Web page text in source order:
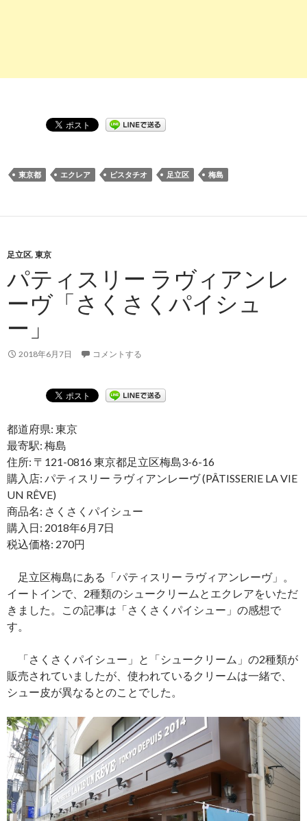
東京都 エクレア ピスタチオ 足立区 梅島
足立区, 東京
パティスリー ラヴィアンレ
ーヴ「さくさくパイシュ
ー」
2018年6月7日 コメントする
都道府県: 東京
最寄駅: 梅島
住所: 〒121-0816 東京都足立区梅島3-6-16
購入店: パティスリー ラヴィアンレーヴ (PÂTISSERIE LA VIE
UN RÊVE)
商品名: さくさくパイシュー
購入日: 2018年6月7日
税込価格: 270円
足立区梅島にある「パティスリー ラヴィアンレーヴ」。
イートインで、2種類のシュークリームとエクレアをいただ
きました。この記事は「さくさくパイシュー」の感想で
す。
「さくさくパイシュー」と「シュークリーム」の2種類が
販売されていましたが、使われているクリームは一緒で、
シュー皮が異なるとのことでした。